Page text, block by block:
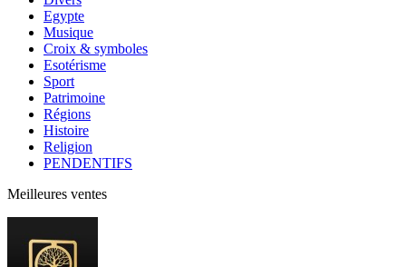
Egypte
Musique
Croix & symboles
Esotérisme
Sport
Patrimoine
Régions
Histoire
Religion
PENDENTIFS
Meilleures ventes